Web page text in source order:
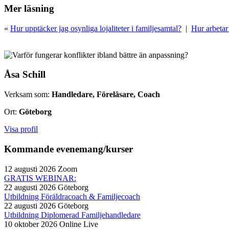
Mer läsning
« Hur upptäcker jag osynliga lojaliteter i familjesamtal? | Hur
Åsa Schill
Verksam som: Handledare, Föreläsare, Coach
Ort: Göteborg
Visa profil
Kommande evenemang/kurser
12 augusti 2026 Zoom
GRATIS WEBINAR:
22 augusti 2026 Göteborg
Utbildning Föräldracoach & Familjecoach
22 augusti 2026 Göteborg
Utbildning Diplomerad Familjehandledare
10 oktober 2026 Online Live